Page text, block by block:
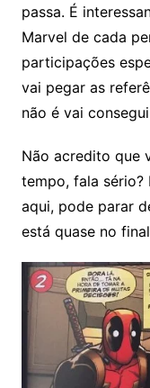
passa. É
Marvel de cada
participações
vai pegar as
não é vai
Não acredito que
tempo, fala sério?
aqui, pode parar
está quase no